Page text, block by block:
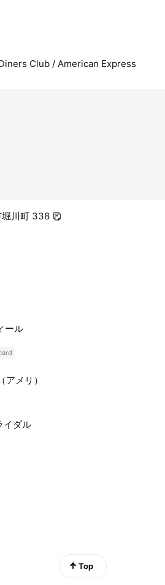
Club / American Express
川町 338
ール
アメリ）
イダル
Top